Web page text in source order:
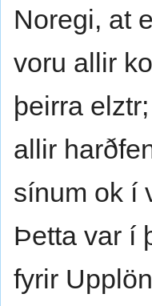
Noregi, at
voru allir
þeirra
allir
sínum ok í
Þetta var í
fyrir